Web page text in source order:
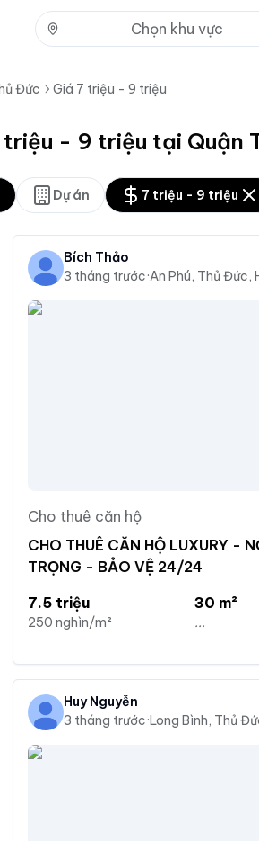
Chọn khu vực
Đức Giá 7 triệu - 9 triệu
triệu - 9 triệu tại
Dự án 7 triệu - 9 triệu
Bích Thảo
3 tháng trước·An Phú, Thủ Đức,
Cho thuê căn hộ
CHO THUÊ CĂN HỘ LUXURY -
TRỌNG - BẢO VỆ 24/24
7.5 triệu
250 nghìn/m²
30 m²
...
Huy Nguyễn
3 tháng trước·Long Bình, Thủ